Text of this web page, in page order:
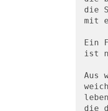
die
mit
Ein
ist
Aus
die